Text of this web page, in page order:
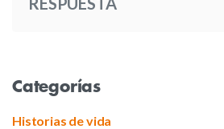
Categorías
Historias de vida